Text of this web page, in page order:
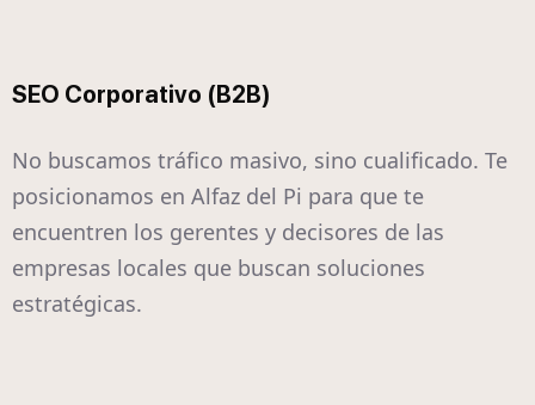
SEO Corporativo (B2B)
No buscamos tráfico masivo, sino cualificado. Te
posicionamos en Alfaz del Pi para que te
encuentren los gerentes y decisores de las
empresas locales que buscan soluciones
estratégicas.